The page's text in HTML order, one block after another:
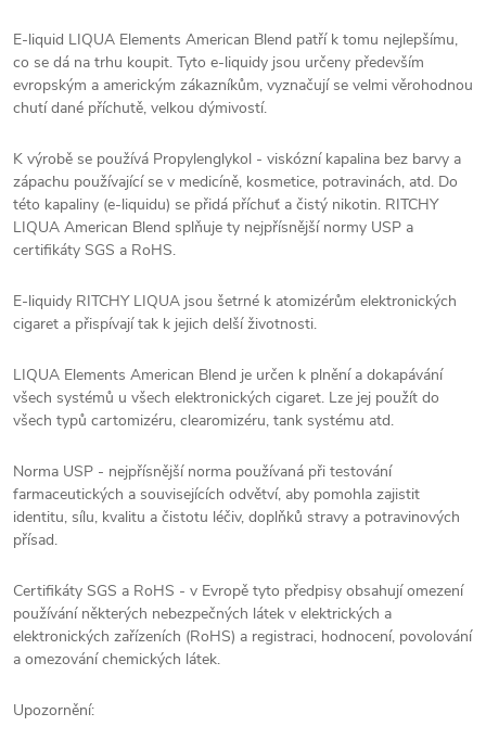
E-liquid LIQUA Elements American Blend patří k tomu nejlepšímu,
co se dá na trhu koupit. Tyto e-liquidy jsou určeny především
evropským a americkým zákazníkům, vyznačují se velmi věrohodnou
chutí dané příchutě, velkou dýmivostí.
K výrobě se používá Propylenglykol - viskózní kapalina bez barvy a
zápachu používající se v medicíně, kosmetice, potravinách, atd. Do
této kapaliny (e-liquidu) se přidá příchuť a čistý nikotin. RITCHY
LIQUA American Blend splňuje ty nejpřísnější normy USP a
certifikáty SGS a RoHS.
E-liquidy RITCHY LIQUA jsou šetrné k atomizérům elektronických
cigaret a přispívají tak k jejich delší životnosti.
LIQUA Elements American Blend je určen k plnění a dokapávání
všech systémů u všech elektronických cigaret. Lze jej použít do
všech typů cartomizéru, clearomizéru, tank systému atd.
Norma USP - nejpřísnější norma používaná při testování
farmaceutických a souvisejících odvětví, aby pomohla zajistit
identitu, sílu, kvalitu a čistotu léčiv, doplňků stravy a potravinových
přísad.
Certifikáty SGS a RoHS - v Evropě tyto předpisy obsahují omezení
používání některých nebezpečných látek v elektrických a
elektronických zařízeních (RoHS) a registraci, hodnocení, povolování
a omezování chemických látek.
Upozornění: